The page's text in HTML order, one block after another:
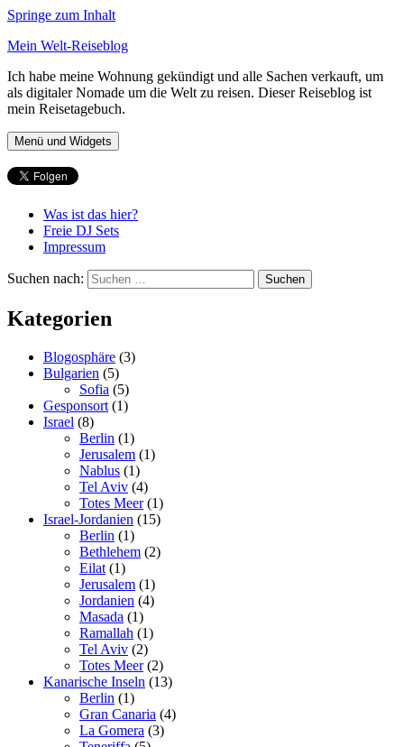
Springe zum Inhalt
Mein Welt-Reiseblog
Ich habe meine Wohnung gekündigt und alle Sachen verkauft, um
als digitaler Nomade um die Welt zu reisen. Dieser Reiseblog ist
mein Reisetagebuch.
Menü und Widgets
Was ist das hier?
Freie DJ Sets
Impressum
Suchen nach:
Kategorien
Blogosphäre (3)
Bulgarien (5)
Sofia (5)
Gesponsort (1)
Israel (8)
Berlin (1)
Jerusalem (1)
Nablus (1)
Tel Aviv (4)
Totes Meer(1)
Israel-Jordanien (15)
Berlin (1)
Bethlehem (2)
Eilat (1)
Jerusalem (1)
Jordanien (4)
Masada (1)
Ramallah (1)
Tel Aviv (2)
Totes Meer(2)
Kanarische Inseln (13)
Berlin (1)
Gran Canaria (4)
La Gomera (3)